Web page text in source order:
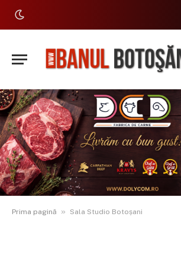
Prima pagină » Sala Studio Botoșani